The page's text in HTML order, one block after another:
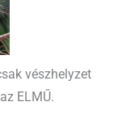
vészhelyzet
ELMŰ.